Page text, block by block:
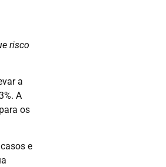
risco
a
A
os
e